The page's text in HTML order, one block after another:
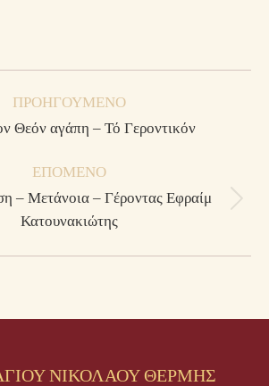
ΠΡΟΗΓΟΎΜΕΝΟ
Previous
Θεόν αγάπη – Τό Γεροντικόν
ΕΠΌΜΕΝΟ
– Μετάνοια – Γέροντας Εφραίμ
Κατουνακιώτης
ΝΙΚΟΛΑΟΥ ΘΕΡΜΗΣ